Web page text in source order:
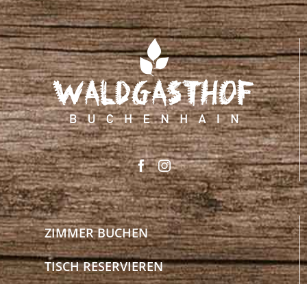
ZIMMER BUCHEN
TISCH RESERVIEREN